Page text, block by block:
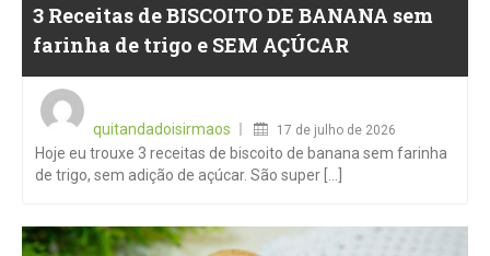
3 Receitas de BISCOITO DE BANANA sem
farinha de trigo e SEM AÇÚCAR
quitandadoisirmaos
17 de julho de 2026
Hoje eu trouxe 3 receitas de biscoito de banana sem farinha
de trigo, sem adição de açúcar. São super [...]